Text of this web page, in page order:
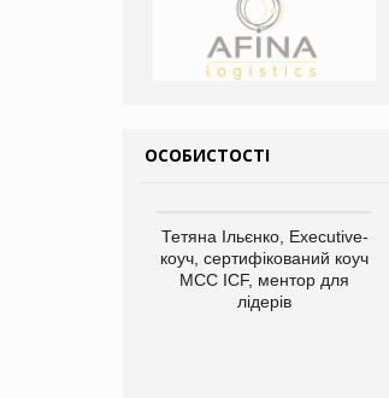
ОСОБИСТОСТІ
Тетяна Ільєнко, Executive-
коуч, сертифікований коуч
МСС ICF, ментор для
лідерів